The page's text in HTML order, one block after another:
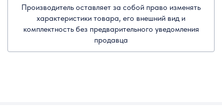
Производитель оставляет за собой право изменять
характеристики товара, его внешний вид и
комплектность без предварительного уведомления
продавца